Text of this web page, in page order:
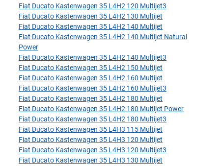
Fiat Ducato Kastenwagen 35 L4H2 120 Multijet3
Fiat Ducato Kastenwagen 35 L4H2 130 Multijet
Fiat Ducato Kastenwagen 35 L4H2 140 Multijet
Fiat Ducato Kastenwagen 35 L4H2 140 Multijet Natural
Power
Fiat Ducato Kastenwagen 35 L4H2 140 Multijet3
Fiat Ducato Kastenwagen 35 L4H2 150 Multijet
Fiat Ducato Kastenwagen 35 L4H2 160 Multijet
Fiat Ducato Kastenwagen 35 L4H2 160 Multijet3
Fiat Ducato Kastenwagen 35 L4H2 180 Multijet
Fiat Ducato Kastenwagen 35 L4H2 180 Multijet Power
Fiat Ducato Kastenwagen 35 L4H2 180 Multijet3
Fiat Ducato Kastenwagen 35 L4H3 115 Multijet
Fiat Ducato Kastenwagen 35 L4H3 120 Multijet
Fiat Ducato Kastenwagen 35 L4H3 120 Multijet3
Fiat Ducato Kastenwagen 35 L4H3 130 Multijet